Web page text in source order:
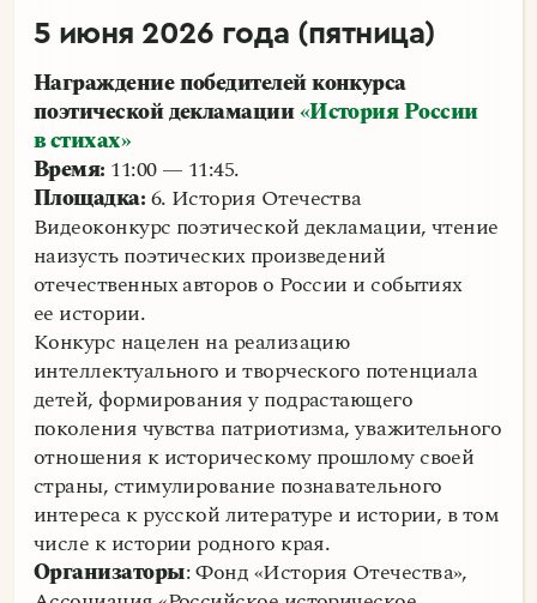
5 июня 2026 года (пятница)
Награждение победителей конкурса
поэтической декламации«История России
в стихах»
Время: 11:00 — 11:45.
Площадка:6. История Отечества
Видеоконкурс поэтической декламации, чтение
наизусть поэтических произведений
отечественных авторов о России и событиях
ее истории.
Конкурс нацелен на реализацию
интеллектуального и творческого потенциала
детей, формирования у подрастающего
поколения чувства патриотизма, уважительного
отношения к историческому прошлому своей
страны, стимулирование познавательного
интереса к русской литературе и истории, в том
числе к истории родного края.
Организаторы: Фонд «История Отечества»,